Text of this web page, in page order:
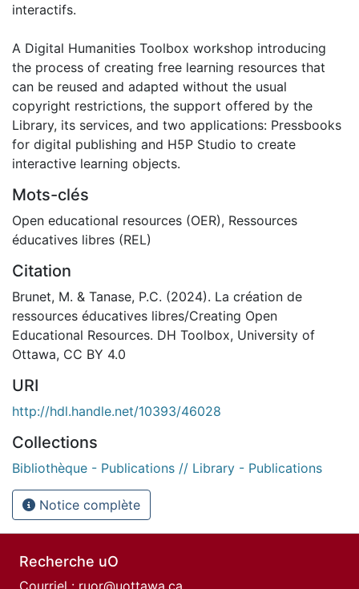
interactifs.
A Digital Humanities Toolbox workshop introducing
the process of creating free learning resources that
can be reused and adapted without the usual
copyright restrictions, the support offered by the
Library, its services, and two applications: Pressbooks
for digital publishing and H5P Studio to create
interactive learning objects.
Mots-clés
Open educational resources (OER), Ressources
éducatives libres (REL)
Citation
Brunet, M. & Tanase, P.C. (2024). La création de
ressources éducatives libres/Creating Open
Educational Resources. DH Toolbox, University of
Ottawa, CC BY 4.0
URI
http://hdl.handle.net/10393/46028
Collections
Bibliothèque - Publications // Library - Publications
Notice complète
Recherche uO
Courriel : ruor@uottawa.ca